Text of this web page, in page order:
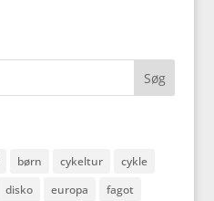
børn cykeltur
cykle
disko europa
fagot